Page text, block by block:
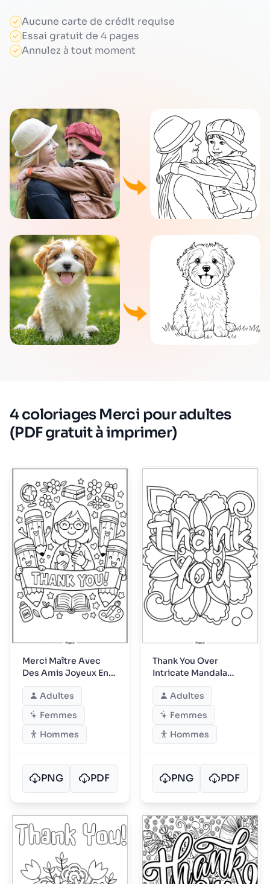
Aucune carte de crédit requise
Essai gratuit de 4 pages
Annulez à tout moment
4 coloriages Merci pour adultes
(PDF gratuit à imprimer)
Merci Maître Avec
Des Amis Joyeux En
Classe
Adultes
Femmes
Hommes
PNG PDF
Thank You Over
Intricate Mandala
Petal Pattern
Adultes
Femmes
Hommes
PNG PDF